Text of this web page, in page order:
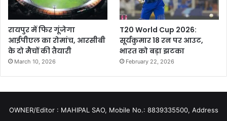
रायपुर में फिर गूंजेगा
आईपीएल का रोमांच, आरसीबी
के दो मैचों की तैयारी
March 10, 2026
T20 World Cup 2026:
सूर्यकुमार 18 रन पर आउट,
भारत को बड़ा झटका
February 22, 2026
OWNER/Editor : MAHIPAL SAO, Mobile No.: 8839335500, Address